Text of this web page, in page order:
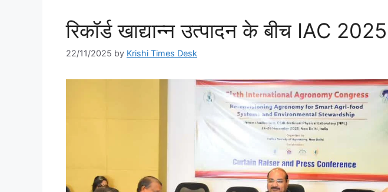
रिकॉर्ड खाद्यान्न उत्पादन के बीच IAC
22/11/2025 by Krishi Times Desk